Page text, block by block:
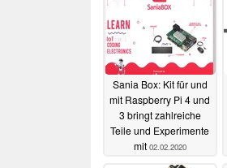
Sania Box: Kit für und
mit Raspberry Pi 4 und
3 bringt zahlreiche
Teile und Experimente
mit 02.02.2020